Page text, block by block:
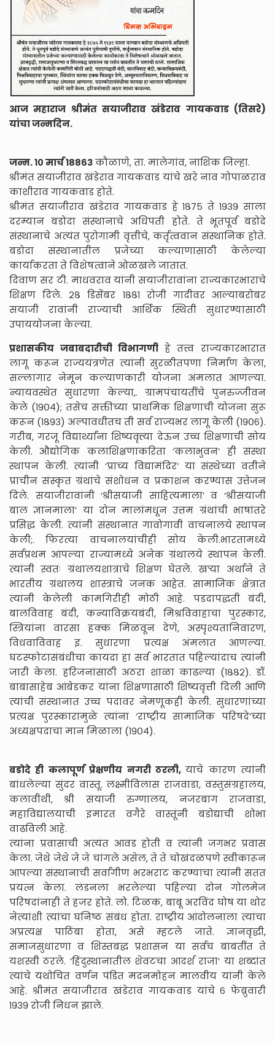
आज महाराज श्रीमंत सयाजीराव खंडेराव गायकवाड (तिसरे)
यांचा जन्मदिन.
जन्म. १० मार्च १८८६३कौळाणे, ता. मालेगांव, नाशिक जिल्हा.
श्रीमंत सयाजीराव खंडेराव गायकवाड यांचे खरे नाव गोपाळराव
काशीराव गायकवाड होते.
श्रीमंत सयाजीराव खंडेराव गायकवाड हे १८७५ ते १९३९ साला
दरम्यान बडोदा संस्थानाचे अधिपती होते. ते भूतपूर्व बडोदे
संस्थानाचे अत्यंत पुरोगामी वृत्तीचे, कर्तृत्ववान संस्थानिक होते.
बडोदा संस्थानातील प्रजेच्या कल्याणासाठी केलेल्या
कार्याकरता ते विशेषत्वाने ओळखले जातात.
दिवाण सर टी. माधवराव यांनी सयाजीरावांना राज्यकारभाराचे
शिक्षण दिले. २८ डिसेंबर १८८१ रोजी गादीवर आल्याबरोबर
सयाजी रावांनी राज्याची आर्थिक स्थिती सुधारण्यासाठी
उपाययोजना केल्या.
प्रशासकीय जबाबदारीची विभागणी हे तत्त्व राज्यकारभारात
लागू करून राज्ययंत्रणेत त्यांनी सुरळीतपणा निर्माण केला,
सल्लागार नेमून कल्याणकारी योजना अंमलात आणल्या.
न्यायवस्थेत सुधारणा केल्या,. ग्रामपंचायतींचे पुनरुज्जीवन
केले (१९०४); तसेच सक्तीच्या प्राथमिक शिक्षणाची योजना सुरू
करून (१८९३) अल्पावधीतच ती सर्व राज्यभर लागू केली (१९०६).
गरीब, गरजू विद्यार्थ्यांना शिष्यवृत्त्या देऊन उच्च शिक्षणाची सोय
केली. औद्योगिक कलाशिक्षणाकरिता ‘कलाभुवन’ ही संस्था
स्थापन केली. त्यांनी ‘प्राच्य विद्यामंदिर’ या संस्थेच्या वतीने
प्राचीन संस्कृत ग्रंथांचे संशोधन व प्रकाशन करण्यास उत्तेजन
दिले. सयाजीरावांनी ‘श्रीसयाजी साहित्यमाला’ व ‘श्रीसयाजी
बाल ज्ञानमाला’ या दोन मालांमधून उत्तम ग्रंथांची भाषांतरे
प्रसिद्ध केली. त्यांनी संस्थानात गावोगावी वाचनालये स्थापन
केली;. फिरत्या वाचनालयांचीही सोय केली.भारतामध्ये
सर्वप्रथम आपल्या राज्यामध्ये अनेक ग्रंथालये स्थापन केली.
त्यांनी स्वतः ग्रंथालयशात्राचे शिक्षण घेतले. खऱ्या अर्थाने ते
भारतीय ग्रंथालय शास्त्राचे जनक आहेत. सामाजिक क्षेत्रात
त्यांनी केलेली कामगिरीही मोठी आहे. पडदापद्धती बंदी,
बालविवाह बंदी, कन्याविक्रयबंदी, मिश्रविवाहाचा पुरस्कार,
स्त्रियांना वारसा हक्क मिळवून देणे, अस्पृश्यतानिवारण,
विधवाविवाह इ. सुधारणा प्रत्यक्ष अंमलात आणल्या.
घटस्फोटासंबंधीचा कायदा हा सर्व भारतात पहिल्यांदाच त्यांनी
जारी केला. हरिजनांसाठी अठरा शाळा काढल्या (१८८२). डॉ.
बाबासाहेब आंबेडकर यांना शिक्षणासाठी शिष्यवृत्ती दिली आणि
त्यांची संस्थानात उच्च पदावर नेमणूकही केली. सुधारणांच्या
प्रत्यक्ष पुरस्कारामुळे त्यांना ‘राष्ट्रीय सामाजिक परिषदे’च्या
अध्यक्षपदाचा मान मिळाला (१९०४).
बडोदे ही कलापूर्ण प्रेक्षणीय नगरी ठरली,याचे कारण त्यांनी
बांधलेल्या सुंदर वास्तू. लक्ष्मीविलास राजवाडा, वस्तुसंग्रहालय,
कलावीथी, श्री सयाजी रुग्णालय, नजरबाग राजवाडा,
महाविद्यालयाची इमारत वगैरे वास्तूंनी बडोद्याची शोभा
वाढविली आहे.
त्यांना प्रवासाची अत्यंत आवड होती व त्यांनी जगभर प्रवास
केला. जेथे जेथे जे जे चांगले असेल, ते ते चोखंदळपणे स्वीकारून
आपल्या संस्थानाची सर्वांगीण भरभराट करण्याचा त्यांनी सतत
प्रयत्न केला. लंडनला भरलेल्या पहिल्या दोन गोलमेज
परिषदांनाही ते हजर होते. लो. टिळक, बाबू अरविंद घोष या थोर
नेत्यांशी त्यांचा घनिष्ठ संबंध होता. राष्ट्रीय आंदोलनाला त्यांचा
अप्रत्यक्ष पाठिंबा होता, असे म्हटले जाते. ज्ञानवृद्धी,
समाजसुधारणा व शिस्तबद्ध प्रशासन या सर्वच बाबतींत ते
यशस्वी ठरले. ‘हिंदुस्थानातील शेवटचा आदर्श राजा’ या शब्दांत
त्यांचे यथोचित वर्णन पंडित मदनमोहन मालवीय यांनी केले
आहे. श्रीमंत सयाजीराव खंडेराव गायकवाड यांचे ६ फेब्रुवारी
१९३९ रोजी निधन झाले.